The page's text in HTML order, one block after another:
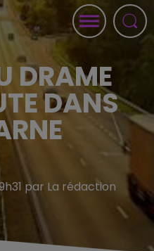
DRAME
DANS
par La rédaction